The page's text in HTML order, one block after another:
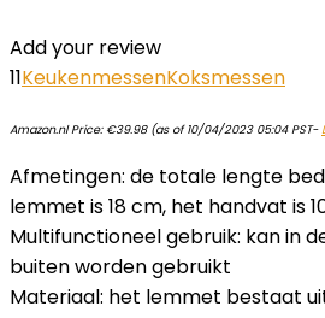
Add your review
11KeukenmessenKoksmessen
Amazon.nl Price: €39.98(as of 10/04/2023 05:04 PST-
Afmetingen: de totale lengte
lemmet is 18 cm, het handvat is
Multifunctioneel gebruik: kan in
buiten worden gebruikt
Materiaal: het lemmet bestaat